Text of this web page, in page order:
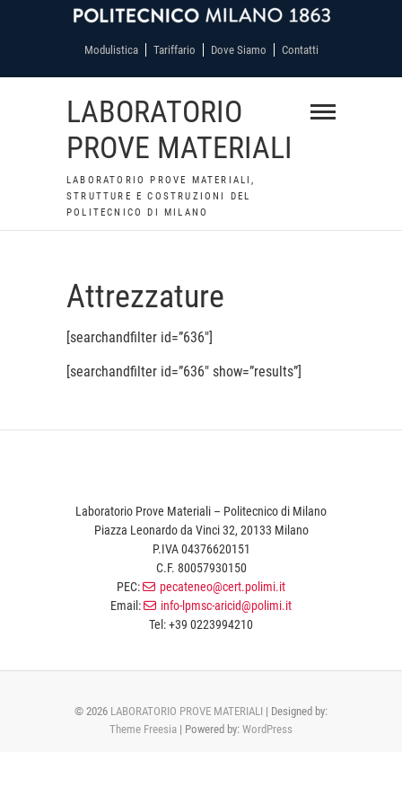
Modulistica Tariffario Dove Siamo Contatti
LABORATORIO
PROVE MATERIALI
LABORATORIO PROVE MATERIALI,
STRUTTURE E COSTRUZIONI DEL
POLITECNICO DI MILANO
Attrezzature
[searchandfilter id=”636″]
[searchandfilter id=”636″ show=”results”]
Laboratorio Prove Materiali – Politecnico di Milano
Piazza Leonardo da Vinci 32, 20133 Milano
P.IVA 04376620151
C.F. 80057930150
PEC:
pecateneo@cert.polimi.it
Email:
info-lpmsc-aricid@polimi.it
Tel: +39 0223994210
© 2026 LABORATORIO PROVE MATERIALI | Designed by:
Theme Freesia | Powered by: WordPress